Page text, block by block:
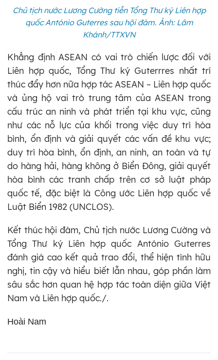
Chủ tịch nước Lương Cường tiễn Tổng Thư ký Liên hợp
quốc António Guterres sau hội đàm. Ảnh: Lâm
Khánh/TTXVN
Khẳng định ASEAN có vai trò chiến lược đối với
Liên hợp quốc, Tổng Thư ký Guterrres nhất trí
thúc đẩy hơn nữa hợp tác ASEAN – Liên hợp quốc
và ủng hộ vai trò trung tâm của ASEAN trong
cấu trúc an ninh và phát triển tại khu vực, cũng
như các nỗ lực của khối trong việc duy trì hòa
bình, ổn định và giải quyết các vấn đề khu vực;
duy trì hòa bình, ổn định, an ninh, an toàn và tự
do hàng hải, hàng không ở Biển Đông, giải quyết
hòa bình các tranh chấp trên cơ sở luật pháp
quốc tế, đặc biệt là Công ước Liên hợp quốc về
Luật Biển 1982 (UNCLOS).
Kết thúc hội đàm, Chủ tịch nước Lương Cường và
Tổng Thư ký Liên hợp quốc António Guterres
đánh giá cao kết quả trao đổi, thể hiện tình hữu
nghị, tin cậy và hiểu biết lẫn nhau, góp phần làm
sâu sắc hơn quan hệ hợp tác toàn diện giữa Việt
Nam và Liên hợp quốc./.
Hoài Nam